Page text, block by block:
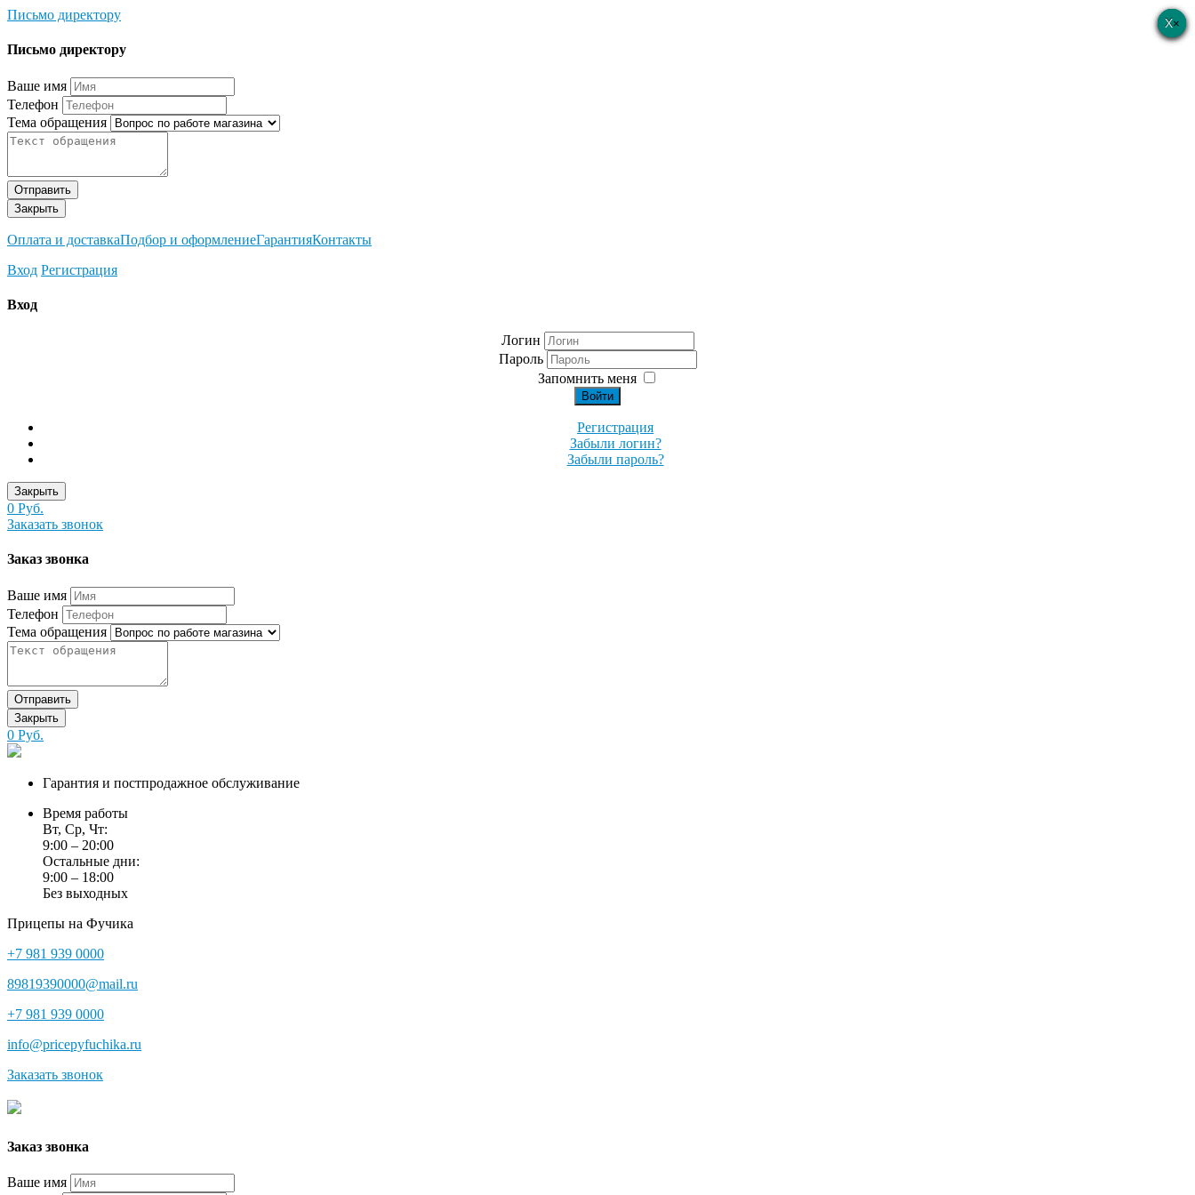
Письмо директору
×
Письмо директору
Ваше имя
Телефон
Тема обращения
Отправить
Закрыть
Оплата и доставкаПодбор и оформлениеГарантияКонтакты
Вход Регистрация
×
Вход
Логин
Пароль
Запомнить меня
Войти
Регистрация
Забыли логин?
Забыли пароль?
Закрыть
0 Руб.
Заказать звонок
×
Заказ звонка
Ваше имя
Телефон
Тема обращения
Отправить
Закрыть
0 Руб.
Гарантия и постпродажное обслуживание
Время работы
Вт, Ср, Чт:
9:00 – 20:00
Остальные дни:
9:00 – 18:00
Без выходных
Прицепы на Фучика
+7 981 939 0000
89819390000@mail.ru
+7 981 939 0000
info@pricepyfuchika.ru
Заказать звонок
×
Заказ звонка
Ваше имя
×